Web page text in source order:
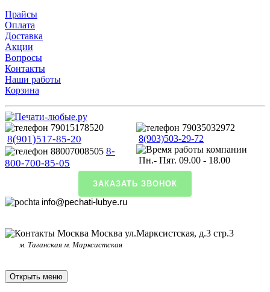
Прайсы
Оплата
Доставка
Акции
Вопросы
Контакты
Наши работы
Корзина
8(901)517-85-20
8-
800-700-85-05
8(903)503-29-72
Пн.- Пят. 09.00 - 18.00
ЗАКАЗАТЬ ЗВОНОК
info@pechati-lubye.ru
Москва ул.Марксистская, д.3 стр.3
м. Таганская м. Марксистская
Открыть меню